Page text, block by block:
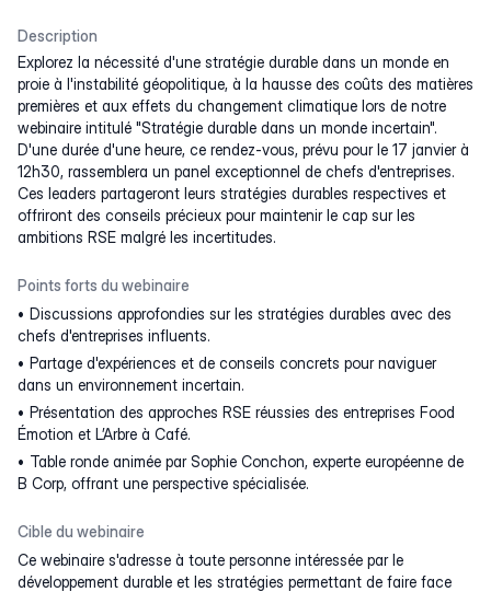
Description
Explorez la nécessité d'une stratégie durable dans un monde en
proie à l'instabilité géopolitique, à la hausse des coûts des matières
premières et aux effets du changement climatique lors de notre
webinaire intitulé "Stratégie durable dans un monde incertain".
D'une durée d'une heure, ce rendez-vous, prévu pour le 17 janvier à
12h30, rassemblera un panel exceptionnel de chefs d'entreprises.
Ces leaders partageront leurs stratégies durables respectives et
offriront des conseils précieux pour maintenir le cap sur les
ambitions RSE malgré les incertitudes.
Points forts du webinaire
Discussions approfondies sur les stratégies durables avec des
chefs d'entreprises influents.
Partage d'expériences et de conseils concrets pour naviguer
dans un environnement incertain.
Présentation des approches RSE réussies des entreprises Food
Émotion et L’Arbre à Café.
Table ronde animée par Sophie Conchon, experte européenne de
B Corp, offrant une perspective spécialisée.
Cible du webinaire
Ce webinaire s'adresse à toute personne intéressée par le
développement durable et les stratégies permettant de faire face